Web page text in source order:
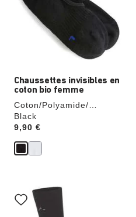
Chaussettes invisibles en
coton bio femme
Coton/Polyamide/
Élasthanne
Black
Price:
9,90 €
couleurs
modifiera
Cliquer
sur
les